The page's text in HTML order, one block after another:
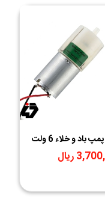
موتور پمپ باد و خلاء 6 ولت
مینیاتوری ) ریال